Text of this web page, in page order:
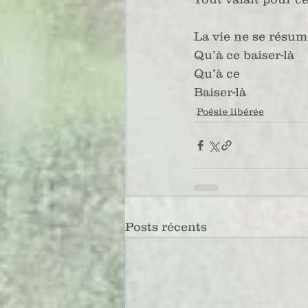
La vie ne se
Qu’à ce baiser-là
Qu’à ce
Baiser-là
Poésie libérée
Posts récents